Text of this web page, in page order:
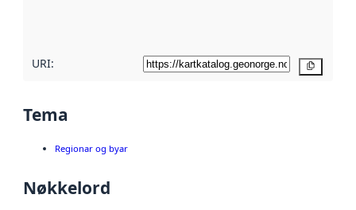
URI:
Tema
Regionar og byar
Nøkkelord